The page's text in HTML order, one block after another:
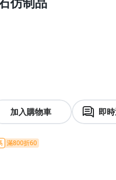
加入購物車 即
滿800折60